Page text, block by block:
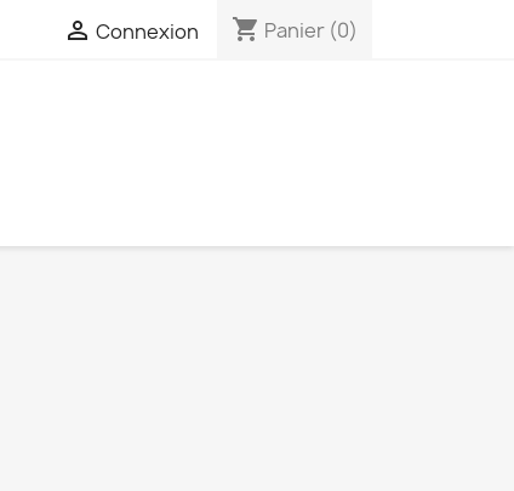
 Connexion shopping_cart Panier (0)